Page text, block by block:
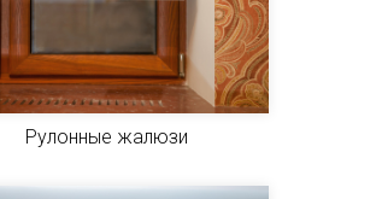
Рулонные жалюзи